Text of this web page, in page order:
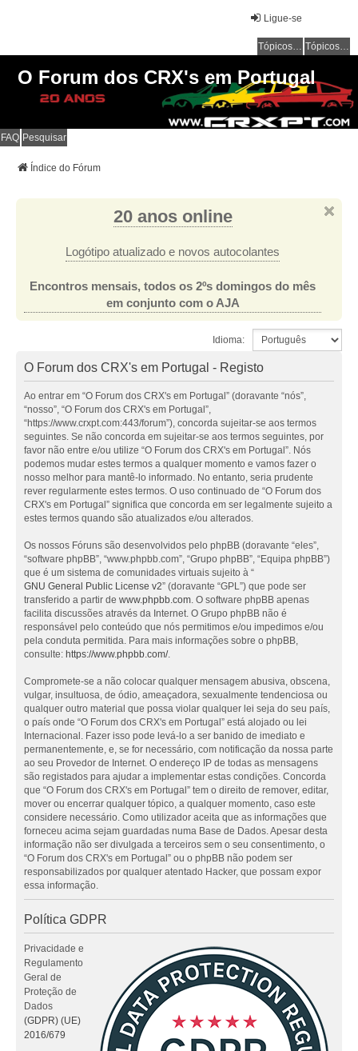
Ligue-se
Tópicos sem resposta Tópicos ativos
O Forum dos CRX's em Portugal
FAQ Pesquisar
Índice do Fórum
20 anos online
Logótipo atualizado e novos autocolantes
Encontros mensais, todos os 2ºs domingos do mês
em conjunto com o AJA
Idioma:
O Forum dos CRX's em Portugal - Registo
Ao entrar em “O Forum dos CRX's em Portugal” (doravante “nós”,
“nosso”, “O Forum dos CRX's em Portugal”,
“https://www.crxpt.com:443/forum”), concorda sujeitar-se aos termos
seguintes. Se não concorda em sujeitar-se aos termos seguintes, por
favor não entre e/ou utilize “O Forum dos CRX's em Portugal”. Nós
podemos mudar estes termos a qualquer momento e vamos fazer o
nosso melhor para mantê-lo informado. No entanto, seria prudente
rever regularmente estes termos. O uso continuado de “O Forum dos
CRX's em Portugal” significa que concorda em ser legalmente sujeito a
estes termos quando são atualizados e/ou alterados.
Os nossos Fóruns são desenvolvidos pelo phpBB (doravante “eles”,
“software phpBB”, “www.phpbb.com”, “Grupo phpBB”, “Equipa phpBB”)
que é um sistema de comunidades virtuais sujeito à “
GNU General Public License v2” (doravante “GPL”) que pode ser
transferido a partir de www.phpbb.com. O software phpBB apenas
facilita discussões através da Internet. O Grupo phpBB não é
responsável pelo conteúdo que nós permitimos e/ou impedimos e/ou
pela conduta permitida. Para mais informações sobre o phpBB,
consulte: https://www.phpbb.com/.
Compromete-se a não colocar qualquer mensagem abusiva, obscena,
vulgar, insultuosa, de ódio, ameaçadora, sexualmente tendenciosa ou
qualquer outro material que possa violar qualquer lei seja do seu país,
o país onde “O Forum dos CRX's em Portugal” está alojado ou lei
Internacional. Fazer isso pode levá-lo a ser banido de imediato e
permanentemente, e, se for necessário, com notificação da nossa parte
ao seu Provedor de Internet. O endereço IP de todas as mensagens
são registados para ajudar a implementar estas condições. Concorda
que “O Forum dos CRX's em Portugal” tem o direito de remover, editar,
mover ou encerrar qualquer tópico, a qualquer momento, caso este
considere necessário. Como utilizador aceita que as informações que
forneceu acima sejam guardadas numa Base de Dados. Apesar desta
informação não ser divulgada a terceiros sem o seu consentimento, o
“O Forum dos CRX's em Portugal” ou o phpBB não podem ser
responsabilizados por qualquer atentado Hacker, que possam expor
essa informação.
Política GDPR
Privacidade e
Regulamento
Geral de
Proteção de
Dados
(GDPR) (UE)
2016/679